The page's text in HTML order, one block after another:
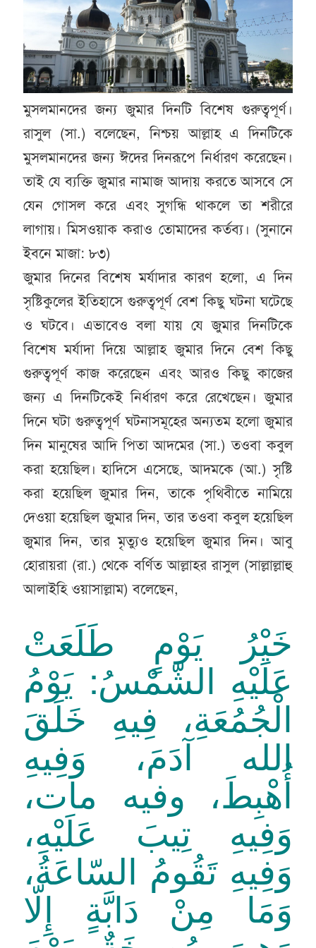
মুসলমানদের জন্য জুমার দিনটি বিশেষ গুরুত্বপূর্ণ।
রাসুল (সা.) বলেছেন, নিশ্চয় আল্লাহ এ দিনটিকে
মুসলমানদের জন্য ঈদের দিনরূপে নির্ধারণ করেছেন।
তাই যে ব্যক্তি জুমার নামাজ আদায় করতে আসবে সে
যেন গোসল করে এবং সুগন্ধি থাকলে তা শরীরে
লাগায়। মিসওয়াক করাও তোমাদের কর্তব্য। (সুনানে
ইবনে মাজা: ৮৩)
জুমার দিনের বিশেষ মর্যাদার কারণ হলো, এ দিন
সৃষ্টিকুলের ইতিহাসে গুরুত্বপূর্ণ বেশ কিছু ঘটনা ঘটেছে
ও ঘটবে। এভাবেও বলা যায় যে জুমার দিনটিকে
বিশেষ মর্যাদা দিয়ে আল্লাহ জুমার দিনে বেশ কিছু
গুরুত্বপূর্ণ কাজ করেছেন এবং আরও কিছু কাজের
জন্য এ দিনটিকেই নির্ধারণ করে রেখেছেন। জুমার
দিনে ঘটা গুরুত্বপূর্ণ ঘটনাসমূহের অন্যতম হলো জুমার
দিন মানুষের আদি পিতা আদমের (সা.) তওবা কবুল
করা হয়েছিল। হাদিসে এসেছে, আদমকে (আ.) সৃষ্টি
করা হয়েছিল জুমার দিন, তাকে পৃথিবীতে নামিয়ে
দেওয়া হয়েছিল জুমার দিন, তার তওবা কবুল হয়েছিল
জুমার দিন, তার মৃত্যুও হয়েছিল জুমার দিন। আবু
হোরায়রা (রা.) থেকে বর্ণিত আল্লাহর রাসুল (সাল্লাল্লাহু
আলাইহি ওয়াসাল্লাম) বলেছেন,
خَيْرُ يَوْمٍ طَلَعَتْ
عَلَيْهِ الشّمْسُ: يَوْمُ
الْجُمُعَةِ، فِيهِ خَلَقَ
الله آدَمَ، وَفِيهِ
أُهْبِطَ، وفيه مات،
وَفِيهِ تِيبَ عَلَيْهِ،
وَفِيهِ تَقُومُ السّاعَةُ،
وَمَا مِنْ دَابَّةٍ إِلّا